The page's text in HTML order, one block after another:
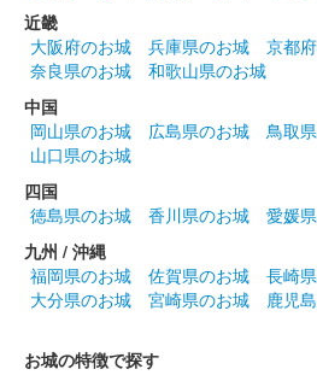
インド象のウメ子をモチーフとした御
小田原城 御城印 2024
販売終了
天守閣最上階から見渡せる海（相模湾
印。
小田原城 御城印 令和6
販売終了
近畿
大阪府のお城
兵庫県のお城 京都
奈良県のお城
和歌山県のお城
中国
岡山県のお城
広島県のお城 鳥取
山口県のお城
四国
徳島県のお城
香川県のお城 愛媛
九州 / 沖縄
福岡県のお城
佐賀県のお城 長崎
大分県のお城
宮崎県のお城 鹿児
お城の特徴で探す